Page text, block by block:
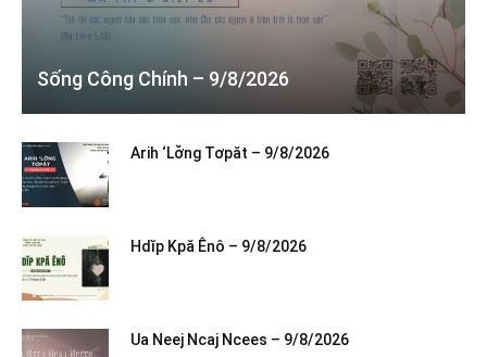
Sống Công Chính – 9/8/2026
Arih ‘Lơ̆ng Tơpăt – 9/8/2026
Hdĭp Kpă Ênô – 9/8/2026
Ua Neej Ncaj Ncees – 9/8/2026